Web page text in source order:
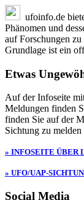
ufoinfo.de
Phänomen und
auf Forschungen
Grundlage ist ein
Etwas
Auf der Infoseite
Meldungen finden
finden Sie auf der
Sichtung zu
» INFOSEITE ÜBER
» UFO/UAP-
Social Media